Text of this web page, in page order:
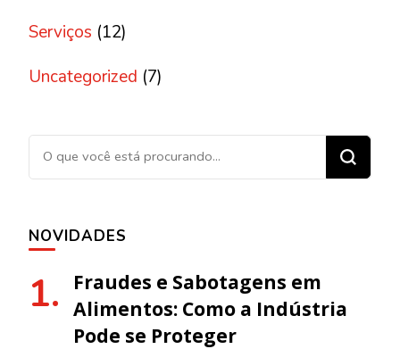
Serviços (12)
Uncategorized (7)
Procurando algo?
NOVIDADES
Fraudes e Sabotagens em
Alimentos: Como a Indústria
Pode se Proteger